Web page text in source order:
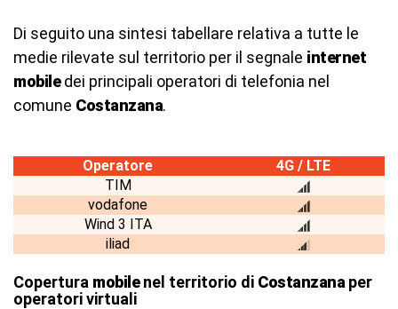
Di seguito una sintesi tabellare relativa a tutte le
medie rilevate sul territorio per il segnale internet
mobiledei principali operatori di telefonia nel
comune Costanzana.
Operatore
4G / LTE
TIM
vodafone
Wind 3 ITA
iliad
Copertura mobilenel territorio di Costanzana per
operatori virtuali